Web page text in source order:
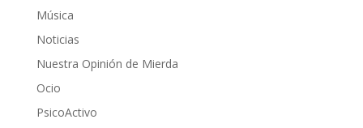
Música
Noticias
Nuestra Opinión de Mierda
Ocio
PsicoActivo